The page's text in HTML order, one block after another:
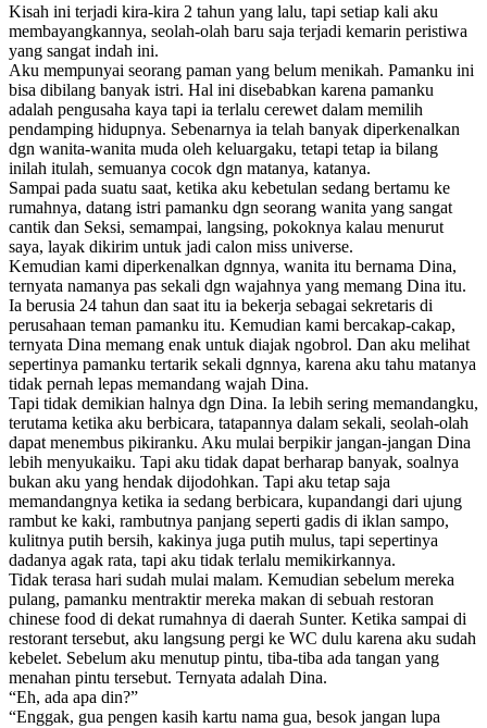
Kisah ini terjadi kira-kira 2 tahun yang lalu, tapi setiap kali aku
membayangkannya, seolah-olah baru saja terjadi kemarin peristiwa
yang sangat indah ini.
Aku mempunyai seorang paman yang belum menikah. Pamanku ini
bisa dibilang banyak istri. Hal ini disebabkan karena pamanku
adalah pengusaha kaya tapi ia terlalu cerewet dalam memilih
pendamping hidupnya. Sebenarnya ia telah banyak diperkenalkan
dgn wanita-wanita muda oleh keluargaku, tetapi tetap ia bilang
inilah itulah, semuanya cocok dgn matanya, katanya.
Sampai pada suatu saat, ketika aku kebetulan sedang bertamu ke
rumahnya, datang istri pamanku dgn seorang wanita yang sangat
cantik dan Seksi, semampai, langsing, pokoknya kalau menurut
saya, layak dikirim untuk jadi calon miss universe.
Kemudian kami diperkenalkan dgnnya, wanita itu bernama Dina,
ternyata namanya pas sekali dgn wajahnya yang memang Dina itu.
Ia berusia 24 tahun dan saat itu ia bekerja sebagai sekretaris di
perusahaan teman pamanku itu. Kemudian kami bercakap-cakap,
ternyata Dina memang enak untuk diajak ngobrol. Dan aku melihat
sepertinya pamanku tertarik sekali dgnnya, karena aku tahu matanya
tidak pernah lepas memandang wajah Dina.
Tapi tidak demikian halnya dgn Dina. Ia lebih sering memandangku,
terutama ketika aku berbicara, tatapannya dalam sekali, seolah-olah
dapat menembus pikiranku. Aku mulai berpikir jangan-jangan Dina
lebih menyukaiku. Tapi aku tidak dapat berharap banyak, soalnya
bukan aku yang hendak dijodohkan. Tapi aku tetap saja
memandangnya ketika ia sedang berbicara, kupandangi dari ujung
rambut ke kaki, rambutnya panjang seperti gadis di iklan sampo,
kulitnya putih bersih, kakinya juga putih mulus, tapi sepertinya
dadanya agak rata, tapi aku tidak terlalu memikirkannya.
Tidak terasa hari sudah mulai malam. Kemudian sebelum mereka
pulang, pamanku mentraktir mereka makan di sebuah restoran
chinese food di dekat rumahnya di daerah Sunter. Ketika sampai di
restorant tersebut, aku langsung pergi ke WC dulu karena aku sudah
kebelet. Sebelum aku menutup pintu, tiba-tiba ada tangan yang
menahan pintu tersebut. Ternyata adalah Dina.
“Eh, ada apa din?”
“Enggak, gua pengen kasih kartu nama gua, besok jangan lupa